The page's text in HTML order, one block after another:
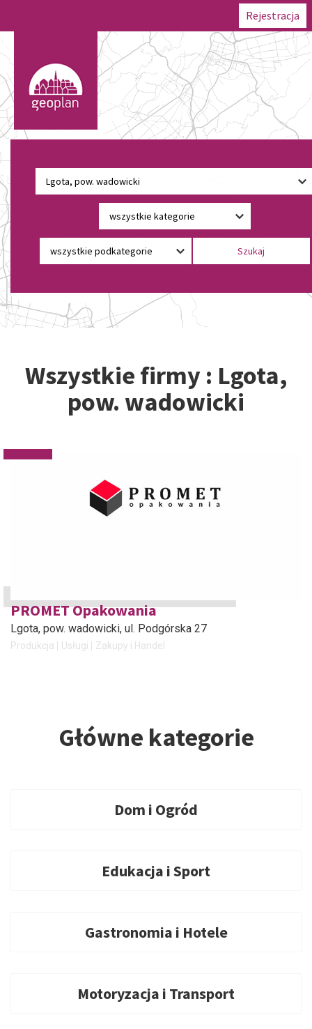
Rejestracja
Wszystkie firmy : Lgota,
pow. wadowicki
PROMET Opakowania
Lgota, pow. wadowicki, ul. Podgórska 27
Produkcja Usługi Zakupy i Handel
Główne kategorie
Dom i Ogród
Edukacja i Sport
Gastronomia i Hotele
Motoryzacja i Transport